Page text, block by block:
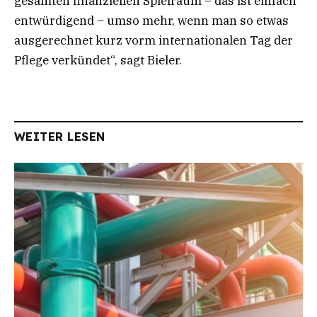
entwürdigend – umso mehr, wenn man so etwas
ausgerechnet kurz vorm internationalen Tag der
Pflege verkündet“, sagt Bieler.
WEITER LESEN